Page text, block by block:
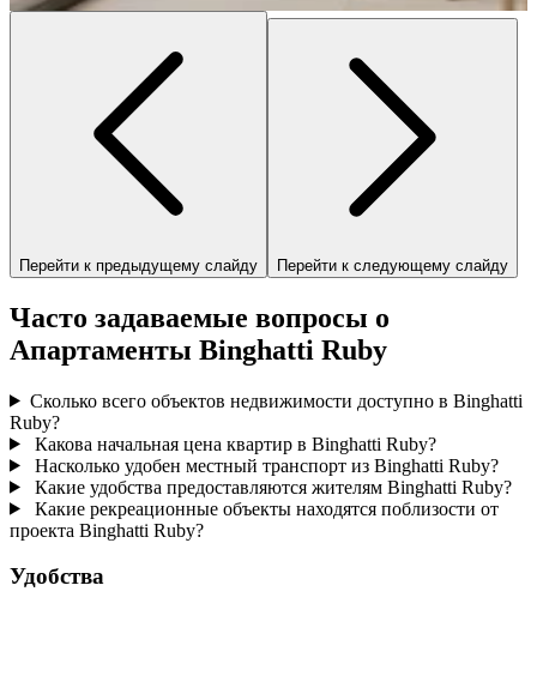
Перейти к предыдущему слайду Перейти к следующему слайду
Часто задаваемые вопросы о
Апартаменты Binghatti Ruby
Сколько всего объектов недвижимости доступно в Binghatti
Ruby?
Какова начальная цена квартир в Binghatti Ruby?
Насколько удобен местный транспорт из Binghatti Ruby?
Какие удобства предоставляются жителям Binghatti Ruby?
Какие рекреационные объекты находятся поблизости от
проекта Binghatti Ruby?
Удобства